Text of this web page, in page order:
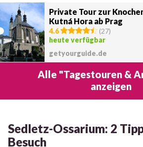
Private Tour zur
Kutná Hora ab Prag
4.6 (27)
heute verfügbar
getyourguide.de
Alle "Tagestouren &
anzeigen
Sedletz-Ossarium: 2
Besuch